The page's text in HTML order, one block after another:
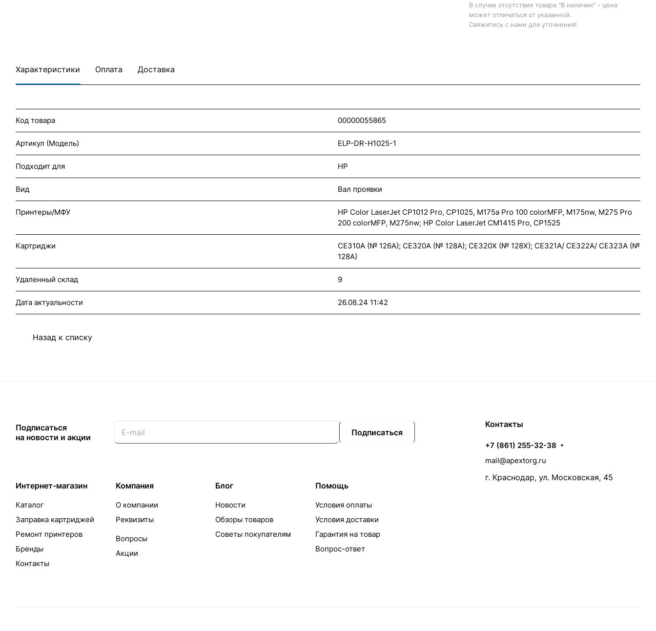
В случае отсутствия товара "В наличии" - цена
может отличаться от указанной.
Свяжитесь с нами для уточнения!
Характеристики Оплата Доставка
Код товара 00000055865
Артикул (Модель) ELP-DR-H1025-1
Подходит для HP
Вид Вал проявки
Принтеры/МФУ
HP Color LaserJet CP1012 Pro, CP1025, M175a Pro 100 colorMFP, M175nw, M275 Pro
200 colorMFP, M275nw; HP Color LaserJet CM1415 Pro, CP1525
Картриджи
CE310A (№ 126A); CE320A (№ 128A); CE320X (№ 128X); CE321A/ CE322A/ CE323A (№
128A)
Удаленный склад 9
Дата актуальности 26.08.24 11:42
Назад к списку
Подписаться
на новости и акции
Подписаться
Интернет-магазин
Каталог
Заправка картриджей
Ремонт принтеров
Бренды
Контакты
Компания
О компании
Реквизиты
Вопросы
Акции
Блог
Новости
Обзоры товаров
Советы покупателям
Помощь
Условия оплаты
Условия доставки
Гарантия на товар
Вопрос-ответ
Контакты
+7 (861) 255-32-38
mail@apextorg.ru
г. Краснодар, ул. Московская, 45